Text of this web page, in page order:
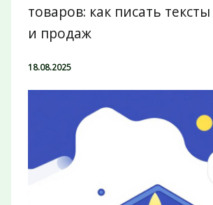
товаров: как писать
и продаж
18.08.2025